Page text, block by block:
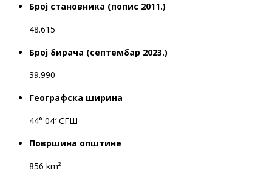
Број становника (попис 2011.)
48.615
Број бирача (септембар 2023.)
39.990
Географска ширина
44° 04′ СГШ
Површина општине
856 km²